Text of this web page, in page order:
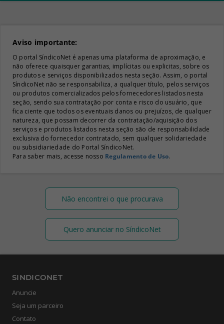
Aviso importante:
O portal SíndicoNet é apenas uma plataforma de aproximação, e
não oferece quaisquer garantias, implícitas ou explicitas, sobre os
produtos e serviços disponibilizados nesta seção. Assim, o portal
SíndicoNet não se responsabiliza, a qualquer título, pelos serviços
ou produtos comercializados pelos fornecedores listados nesta
seção, sendo sua contratação por conta e risco do usuário, que
fica ciente que todos os eventuais danos ou prejuízos, de qualquer
natureza, que possam decorrer da contratação/aquisição dos
serviços e produtos listados nesta seção são de responsabilidade
exclusiva do fornecedor contratado, sem qualquer solidariedade
ou subsidiariedade do Portal SíndicoNet.
Para saber mais, acesse nosso Regulamento de Uso.
Não encontrei o que procurava
Quero anunciar no SíndicoNet
SINDICONET
Anuncie
Seja um parceiro
Contato